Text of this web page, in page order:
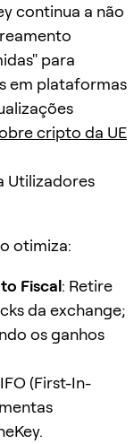
continua a não
para
em plataformas
cripto da UE
Utilizadores
otimiza:
Fiscal: Retire
da exchange;
os ganhos
(First-In-